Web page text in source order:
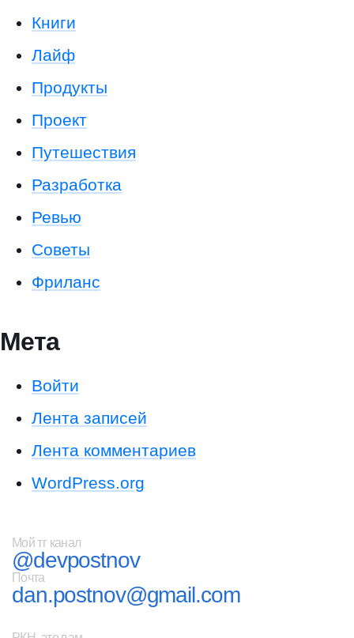
Книги
Лайф
Продукты
Проект
Путешествия
Разработка
Ревью
Советы
Фриланс
Мета
Войти
Лента записей
Лента комментариев
WordPress.org
Мой тг канал
@devpostnov
Почта
dan.postnov@gmail.com